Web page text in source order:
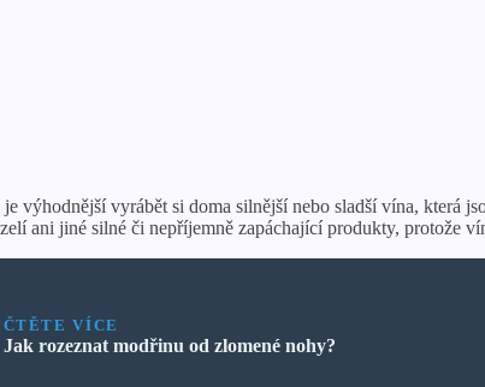
výhodnější vyrábět si doma silnější nebo sladší vína, která
ani jiné silné či nepříjemně zapáchající produkty, protože
ČTĚTE VÍCE
Jak rozeznat modřinu od zlomené nohy?